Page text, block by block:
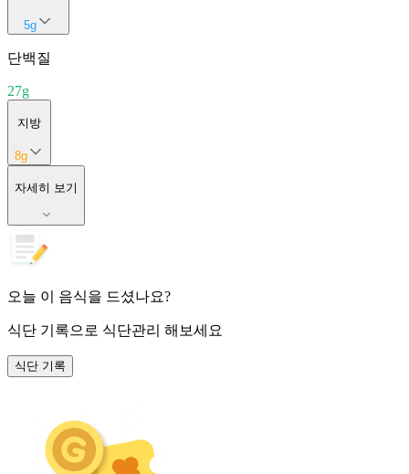
5g
단백질
27g
지방
8g
자세히 보기
오늘 이 음식을 드셨나요?
식단 기록으로 식단관리 해보세요
식단 기록